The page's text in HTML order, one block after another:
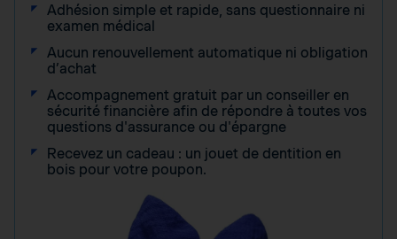
Adhésion simple et rapide, sans questionnaire ni
examen médical
Aucun renouvellement automatique ni obligation
d’achat
Accompagnement gratuit par un conseiller en
sécurité financière afin de répondre à toutes vos
questions d'assurance ou d'épargne
Recevez un cadeau : un jouet de dentition en
bois pour votre poupon.